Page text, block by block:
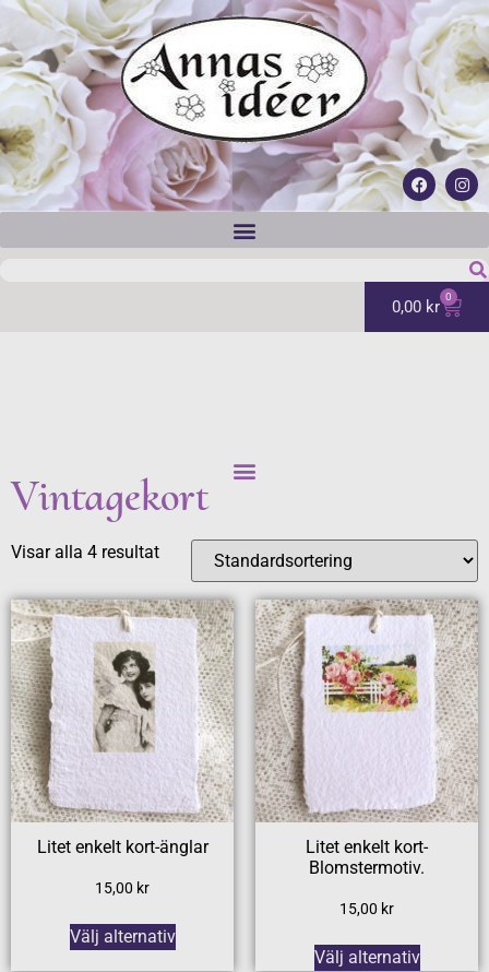
0,00 kr 0
Vintagekort
Visar alla 4 resultat
Litet enkelt kort-änglar
15,00 kr
Välj alternativ
Litet enkelt kort-
Blomstermotiv.
15,00 kr
Välj alternativ